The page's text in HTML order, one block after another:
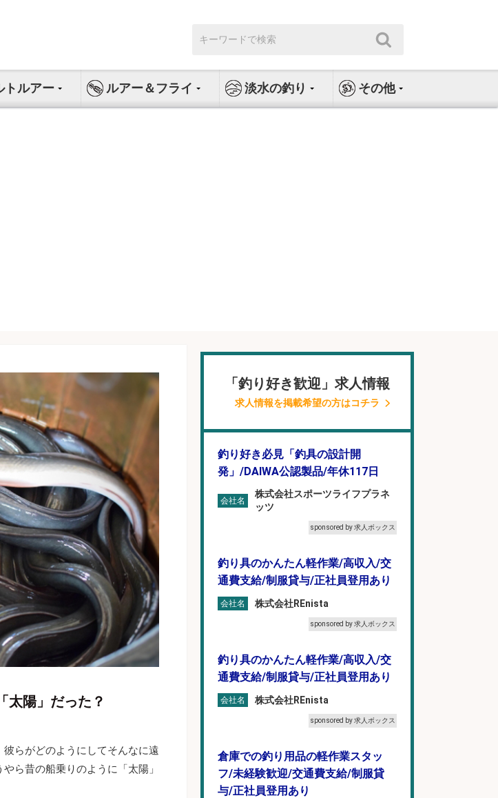
索:
トルアー ルアー＆フライ 淡水の釣り その他
陽」だった？
らがどのようにしてそんなに遠
ら昔の船乗りのように「太陽」
「釣り好き歓迎」求人情報
求人情報を掲載希望の方はコチラ
釣り好き必見「釣具の設計開
発」/DAIWA公認製品/年休117日
会社名
株式会社スポーツライフプラネ
ッツ
sponsored by 求人ボックス
釣り具のかんたん軽作業/高収入/交
通費支給/制服貸与/正社員登用あり
会社名 株式会社REnista
sponsored by 求人ボックス
釣り具のかんたん軽作業/高収入/交
通費支給/制服貸与/正社員登用あり
会社名 株式会社REnista
sponsored by 求人ボックス
倉庫での釣り用品の軽作業スタッ
フ/未経験歓迎/交通費支給/制服貸
与/正社員登用あり